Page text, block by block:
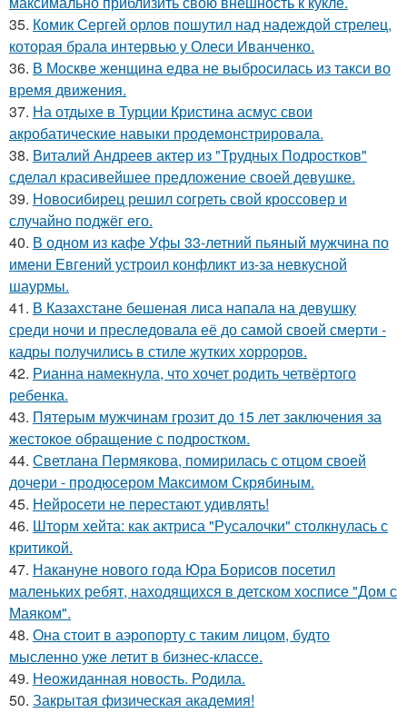
35. Комик Сергей орлов пошутил над надеждой стрелец,
которая брала интервью у Олеси Иванченко.
36. В Москве женщина едва не выбросилась из такси во
время движения.
37. На отдыхе в Турции Кристина асмус свои
акробатические навыки продемонстрировала.
38. Виталий Андреев актер из "Трудных Подростков"
сделал красивейшее предложение своей девушке.
39. Новосибирец решил согреть свой кроссовер и
случайно поджёг его.
40. В одном из кафе Уфы 33-летний пьяный мужчина по
имени Евгений устроил конфликт из-за невкусной
шаурмы.
41. В Казахстане бешеная лиса напала на девушку
среди ночи и преследовала её до самой своей смерти -
кадры получились в стиле жутких хорроров.
42. Рианна намекнула, что хочет родить четвёртого
ребенка.
43. Пятерым мужчинам грозит до 15 лет заключения за
жестокое обращение с подростком.
44. Светлана Пермякова, помирилась с отцом своей
дочери - продюсером Максимом Скрябиным.
45. Нейросети не перестают удивлять!
46. Шторм хейта: как актриса "Русалочки" столкнулась с
критикой.
47. Накануне нового года Юра Борисов посетил
маленьких ребят, находящихся в детском хосписе "Дом с
Маяком".
48. Она стоит в аэропорту с таким лицом, будто
мысленно уже летит в бизнес-классе.
49. Неожиданная новость. Родила.
50. Закрытая физическая академия!